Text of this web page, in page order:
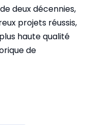
deux décennies,
projets réussis,
haute qualité
de